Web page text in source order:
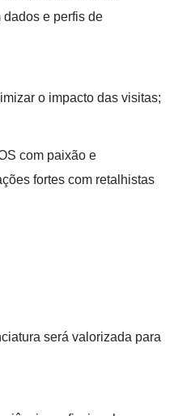
dados e perfis de
o impacto das visitas;
com paixão e
fortes com retalhistas
será valorizada para